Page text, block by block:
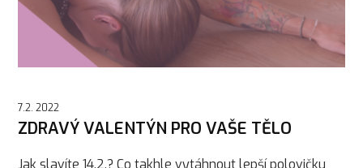
7.2. 2022
ZDRAVÝ VALENTÝN PRO VAŠE TĚLO
Jak slavíte 14.2.? Co takhle vytáhnout lepší polovičku